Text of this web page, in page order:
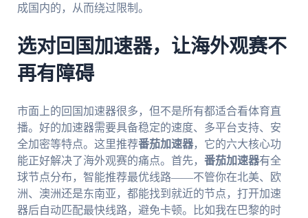
成国内的，从而绕过限制。
选对回国加速器，让海外观赛不
再有障碍
市面上的回国加速器很多，但不是所有都适合看体育直
播。好的加速器需要具备稳定的速度、多平台支持、安
全加密等特点。这里推荐番茄加速器，它的六大核心功
能正好解决了海外观赛的痛点。首先， 番茄加速器有全
球节点分布，智能推荐最优线路——不管你在北美、欧
洲、澳洲还是东南亚，都能找到就近的节点，打开加速
器后自动匹配最快线路，避免卡顿。比如我在巴黎的时